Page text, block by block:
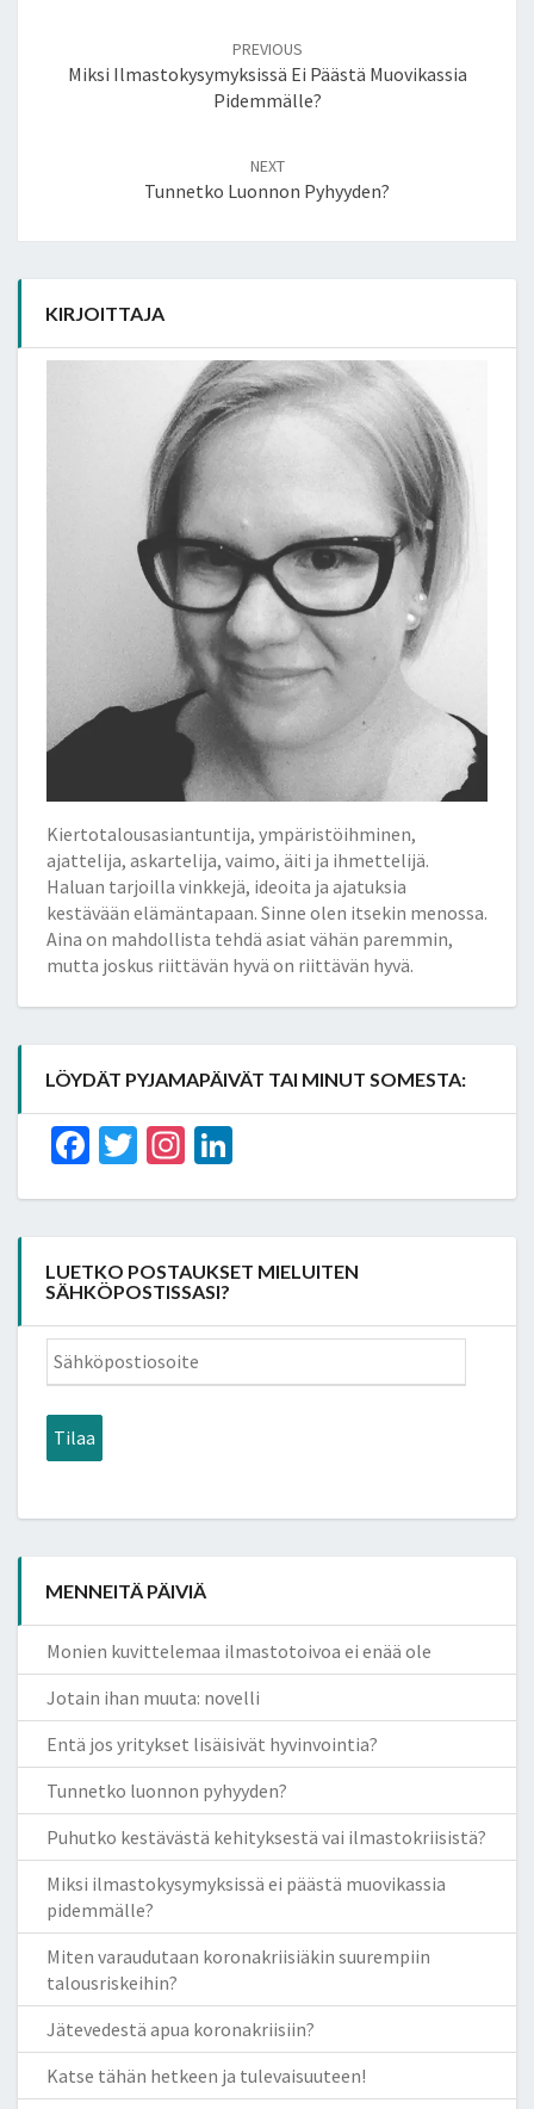
PREVIOUS
Miksi Ilmastokysymyksissä Ei Päästä Muovikassia
Pidemmälle?
NEXT
Tunnetko Luonnon Pyhyyden?
KIRJOITTAJA
Kiertotalousasiantuntija, ympäristöihminen,
ajattelija, askartelija, vaimo, äiti ja ihmettelijä.
Haluan tarjoilla vinkkejä, ideoita ja ajatuksia
kestävään elämäntapaan. Sinne olen itsekin menossa.
Aina on mahdollista tehdä asiat vähän paremmin,
mutta joskus riittävän hyvä on riittävän hyvä.
LÖYDÄT PYJAMAPÄIVÄT TAI MINUT SOMESTA:
Facebook
TwitterInstagram
LUETKO POSTAUKSET MIELUITEN
SÄHKÖPOSTISSASI?
Sähköpostiosoite
Tilaa
MENNEITÄ PÄIVIÄ
Monien kuvittelemaa ilmastotoivoa ei enää ole
Jotain ihan muuta: novelli
Entä jos yritykset lisäisivät hyvinvointia?
Tunnetko luonnon pyhyyden?
Puhutko kestävästä kehityksestä vai ilmastokriisistä?
Miksi ilmastokysymyksissä ei päästä muovikassia
pidemmälle?
Miten varaudutaan koronakriisiäkin suurempiin
talousriskeihin?
Jätevedestä apua koronakriisiin?
Katse tähän hetkeen ja tulevaisuuteen!